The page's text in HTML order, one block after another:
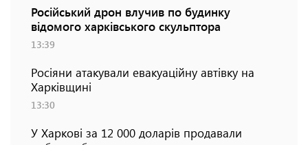
Російський дрон влучив по будинку
відомого харківського скульптора
13:39
Росіяни атакували евакуаційну автівку на
Харківщині
13:30
У Харкові за 12 000 доларів продавали